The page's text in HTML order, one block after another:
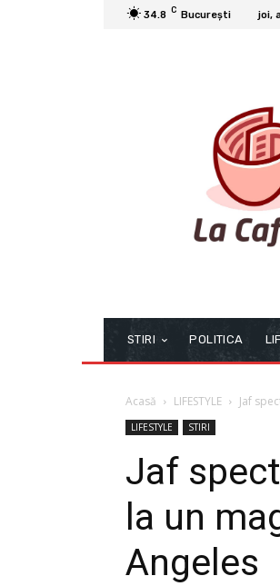
34.8 C București joi,
STIRI POLITICA
Acasă LIFESTYLE Jaf
LIFESTYLE STIRI
Jaf
la un
Angeles